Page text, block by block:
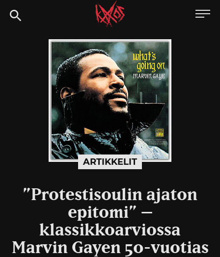
Siirry
suoraan
Kaaoszine
ARTIKKELIT
”Protestisoulin ajaton
epitomi” –
klassikkoarviossa
Marvin Gayen 50-vuotias